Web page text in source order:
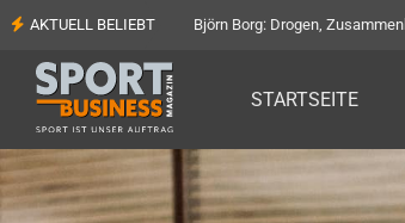
AKTUELL BELIEBT 90.000 Euro für die Flachgauer
STARTSEITE